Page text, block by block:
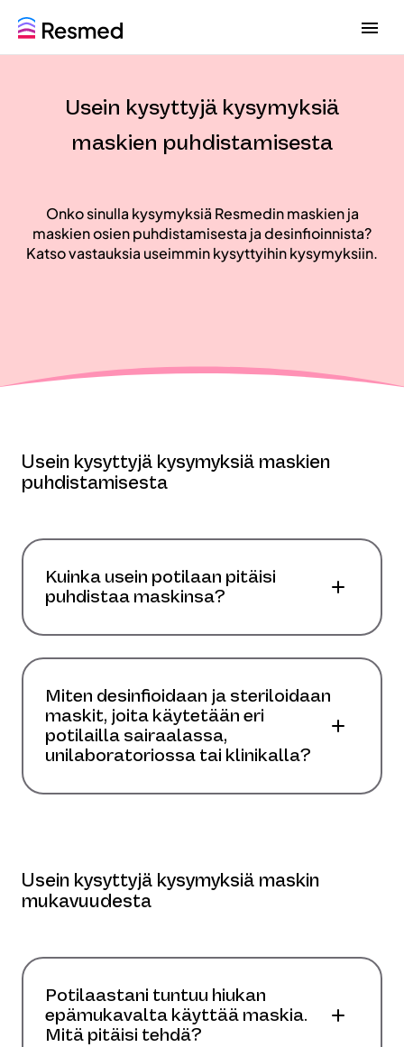
G
o
G
o
Usein kysyttyjä kysymyksiä
maskien puhdistamisesta
Onko sinulla kysymyksiä Resmedin maskien ja
maskien osien puhdistamisesta ja desinfioinnista?
Katso vastauksia useimmin kysyttyihin kysymyksiin.
Usein kysyttyjä kysymyksiä maskien
puhdistamisesta
Kuinka usein potilaan pitäisi
puhdistaa maskinsa?
Miten desinfioidaan ja steriloidaan
maskit, joita käytetään eri
potilailla sairaalassa,
unilaboratoriossa tai klinikalla?
Usein kysyttyjä kysymyksiä maskin
mukavuudesta
Potilaastani tuntuu hiukan
epämukavalta käyttää maskia.
Mitä pitäisi tehdä?